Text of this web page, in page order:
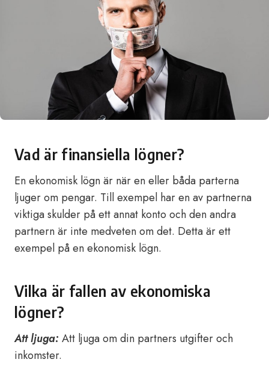
Vad är finansiella lögner?
En ekonomisk lögn är när en eller båda parterna
ljuger om pengar. Till exempel har en av partnerna
viktiga skulder på ett annat konto och den andra
partnern är inte medveten om det. Detta är ett
exempel på en ekonomisk lögn.
Vilka är fallen av ekonomiska
lögner?
Att ljuga: Att ljuga om din partners utgifter och
inkomster.